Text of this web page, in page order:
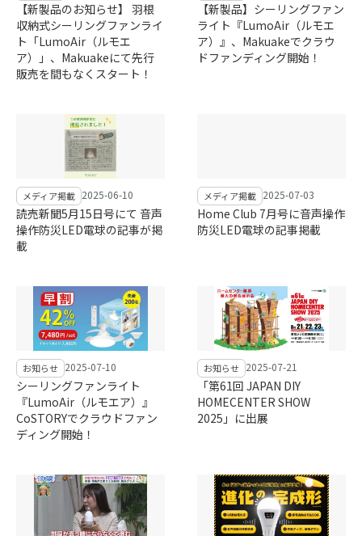
【新製品のお知らせ】 羽根
収納式シーリングファンライ
ト「LumoAir（ルモエ
ア）」、Makuakeにて先行
販売を間もなくスタート！
【新製品】シーリングファン
ライト『LumoAir（ルモエ
ア）』、Makuakeでクラウ
ドファンディング開始！
メディア掲載 2025-06-10
読売新聞5月15日号にて 音声
操作防災LED電球の記事が掲
載
メディア掲載 2025-07-03
Home Club 7月号に音声操作
防災LED電球の記事掲載
お知らせ 2025-07-10
シーリングファンライト
『LumoAir（ルモエア）』
CoSTORYでクラウドファン
ディング開始！
お知らせ 2025-07-21
「第61回 JAPAN DIY
HOMECENTER SHOW
2025」に出展